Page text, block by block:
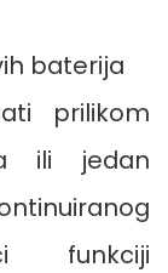
baterija
prilikom
ili jedan
funkciji